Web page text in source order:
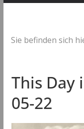
Sie befinden sich
This Day
05-22